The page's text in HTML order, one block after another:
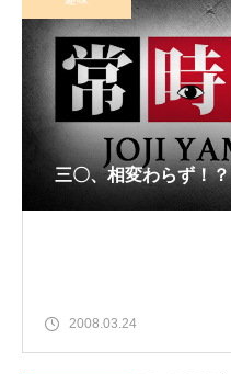
三〇、相変わらず！？
2008.03.24